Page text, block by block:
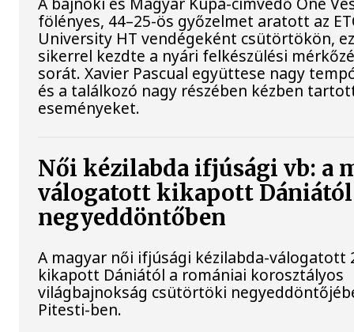
fölényes, 44–25-ös győzelmet aratott az
University HT vendégeként csütörtökön,
sikerrel kezdte a nyári felkészülési
sorát. Xavier Pascual együttese nagy
és a találkozó nagy részében kézben
eseményeket.
Női kézilabda ifjúsági vb: a
válogatott kikapott Dániától
negyeddöntőben
A magyar női ifjúsági kézilabda-válogatott
kikapott Dániától a romániai korosztályos
világbajnokság csütörtöki
Pitesti-ben.